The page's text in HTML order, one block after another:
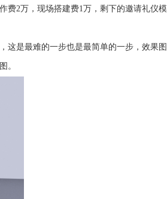
费2万，现场搭建费1万，剩下的邀请礼仪
这是最难的一步也是最简单的一步，效果
。